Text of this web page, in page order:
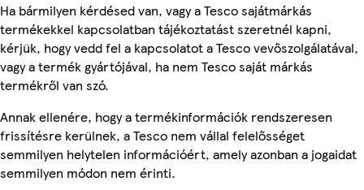
Ha bármilyen kérdésed van, vagy a Tesco sajátmárkás
termékekkel kapcsolatban tájékoztatást szeretnél kapni,
kérjük, hogy vedd fel a kapcsolatot a Tesco vevőszolgálatával,
vagy a termék gyártójával, ha nem Tesco saját márkás
termékről van szó.
Annak ellenére, hogy a termékinformációk rendszeresen
frissítésre kerülnek, a Tesco nem vállal felelősséget
semmilyen helytelen információért, amely azonban a jogaidat
semmilyen módon nem érinti.